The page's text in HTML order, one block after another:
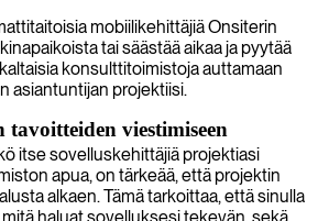
mobiilikehittäjiä Onsiterin
tai säästää aikaa ja pyytää
konsulttitoimistoja auttamaan
asiantuntijan projektiisi.
viestimiseen
itse sovelluskehittäjiä projektiasi
apua, on tärkeää, että projektin
alkaen. Tämä tarkoittaa, että sinulla